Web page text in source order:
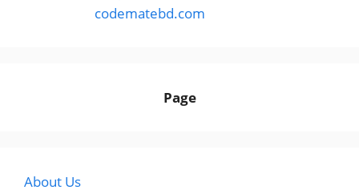
codematebd.com
Page
About Us